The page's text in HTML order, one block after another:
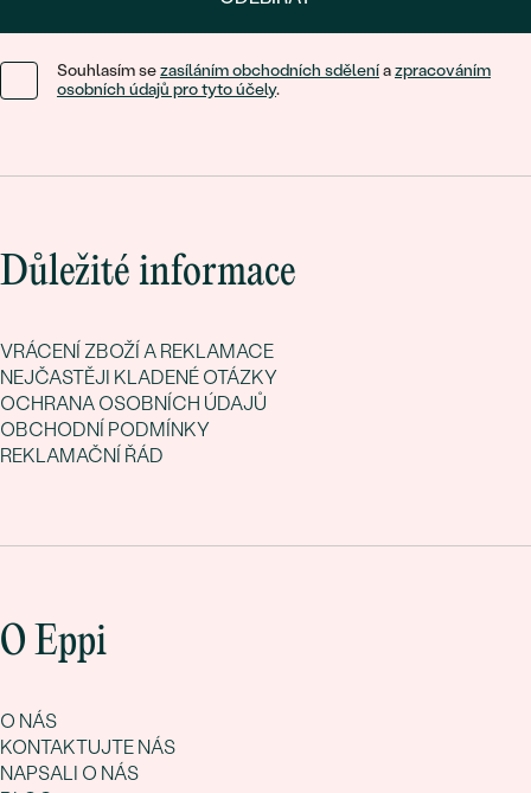
Souhlasím sezasíláním obchodních sděleníazpracováním
osobních údajů pro tyto účely.
Důležité informace
VRÁCENÍ ZBOŽÍ A REKLAMACE
NEJČASTĚJI KLADENÉ OTÁZKY
OCHRANA OSOBNÍCH ÚDAJŮ
OBCHODNÍ PODMÍNKY
REKLAMAČNÍ ŘÁD
O Eppi
O NÁS
KONTAKTUJTE NÁS
NAPSALI O NÁS